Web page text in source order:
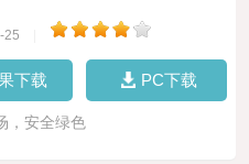
25
下载 PC下载
，安全绿色